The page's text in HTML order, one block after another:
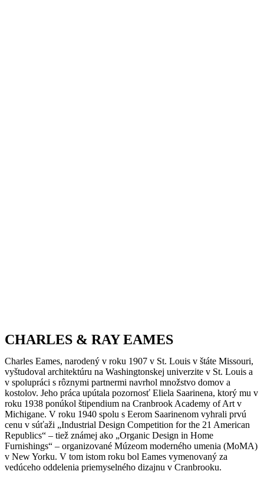
CHARLES & RAY EAMES
Charles Eames, narodený v roku 1907 v St. Louis v štáte Missouri,
vyštudoval architektúru na Washingtonskej univerzite v St. Louis a
v spolupráci s rôznymi partnermi navrhol množstvo domov a
kostolov. Jeho práca upútala pozornosť Eliela Saarinena, ktorý mu v
roku 1938 ponúkol štipendium na Cranbrook Academy of Art v
Michigane. V roku 1940 spolu s Eerom Saarinenom vyhrali prvú
cenu v súťaži „Industrial Design Competition for the 21 American
Republics“ – tiež známej ako „Organic Design in Home
Furnishings“ – organizované Múzeom moderného umenia (MoMA)
v New Yorku. V tom istom roku bol Eames vymenovaný za
vedúceho oddelenia priemyselného dizajnu v Cranbrooku.